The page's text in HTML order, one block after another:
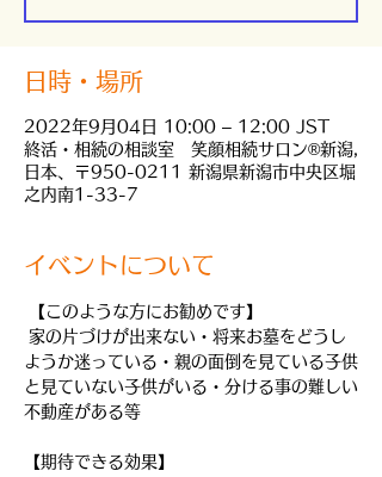
日時・場所
2022年9月04日 10:00 – 12:00 JST
終活・相続の相談室 笑顔相続サロン®新潟,
日本、〒950-0211 新潟県新潟市中央区堀
之内南1-33-7
イベントについて
【このような方にお勧めです】
家の片づけが出来ない・将来お墓をどうし
ようか迷っている・親の面倒を見ている子供
と見ていない子供がいる・分ける事の難しい
不動産がある等
【期待できる効果】